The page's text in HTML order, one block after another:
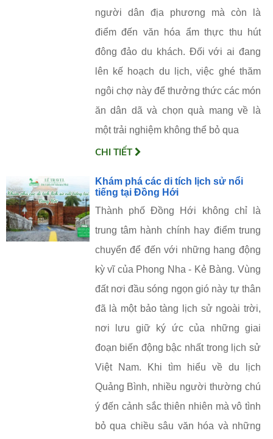
người dân địa phương mà còn là
điểm đến văn hóa ẩm thực thu hút
đông đảo du khách. Đối với ai đang
lên kế hoạch du lịch, việc ghé thăm
ngôi chợ này để thưởng thức các món
ăn dân dã và chọn quà mang về là
một trải nghiệm không thể bỏ qua
CHI TIẾT
Khám phá các di tích lịch sử nổi
tiếng tại Đồng Hới
Thành phố Đồng Hới không chỉ là
trung tâm hành chính hay điểm trung
chuyển để đến với những hang động
kỳ vĩ của Phong Nha - Kẻ Bàng. Vùng
đất nơi đầu sóng ngọn gió này tự thân
đã là một bảo tàng lịch sử ngoài trời,
nơi lưu giữ ký ức của những giai
đoạn biến động bậc nhất trong lịch sử
Việt Nam. Khi tìm hiểu về du lịch
Quảng Bình, nhiều người thường chú
ý đến cảnh sắc thiên nhiên mà vô tình
bỏ qua chiều sâu văn hóa và những